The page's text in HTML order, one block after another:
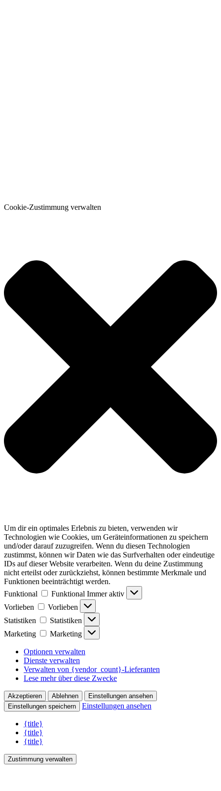
Cookie-Zustimmung verwalten
Um dir ein optimales Erlebnis zu bieten, verwenden wir
Technologien wie Cookies, um Geräteinformationen zu speichern
und/oder darauf zuzugreifen. Wenn du diesen Technologien
zustimmst, können wir Daten wie das Surfverhalten oder eindeutige
IDs auf dieser Website verarbeiten. Wenn du deine Zustimmung
nicht erteilst oder zurückziehst, können bestimmte Merkmale und
Funktionen beeinträchtigt werden.
Funktional
Funktional Immer aktiv
Vorlieben
Vorlieben
Statistiken
Statistiken
Marketing
Marketing
Optionen verwalten
Dienste verwalten
Verwalten von {vendor_count}-Lieferanten
Lese mehr über diese Zwecke
Akzeptieren Ablehnen
Einstellungen ansehen
Einstellungen speichern
Einstellungen ansehen
{title}
{title}
{title}
Zustimmung verwalten